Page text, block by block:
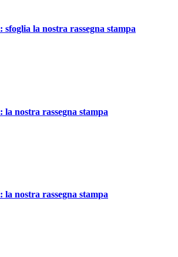
la nostra rassegna stampa
nostra rassegna stampa
nostra rassegna stampa